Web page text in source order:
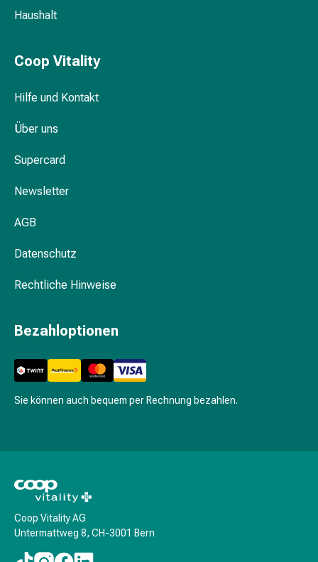
Reinigung
Accessoires
Zubehör
Haare
&
Kuren
Bürsten
Haarstyling
Haaröl
Haarwasser
Shampoo
Haushalt
Coop Vitality
Hilfe und Kontakt
Über uns
Supercard
Newsletter
AGB
Datenschutz
Rechtliche Hinweise
Bezahloptionen
Sie können auch bequem per Rechnung bezahlen.
Coop Vitality AG
Untermattweg 8, CH-3001 Bern